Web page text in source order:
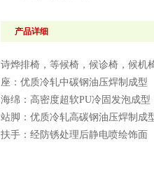
产品详细
诗烨排椅，等候椅，候诊椅，候机
座：优质冷轧中碳钢油压焊制成型
海绵：高密度超软PU冷固发泡成型
站脚：优质冷轧高碳钢油压焊制成
扶手：经防锈处理后静电喷绘饰面